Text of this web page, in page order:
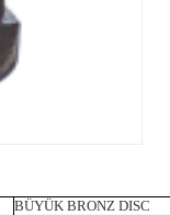
BÜYÜK BRONZ DISC